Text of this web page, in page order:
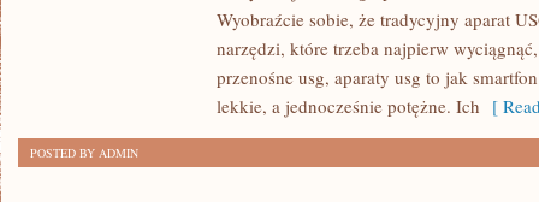
Wyobraźcie sobie, że tradycyjny aparat
narzędzi, które trzeba najpierw
przenośne usg, aparaty usg to jak
lekkie, a jednocześnie potężne. Ich [
POSTED BY ADMIN